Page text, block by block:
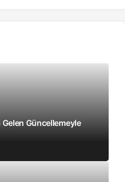
Gelen Güncellemeyle